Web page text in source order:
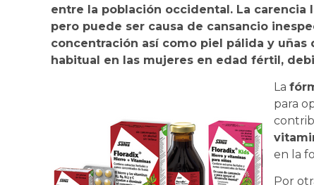
entre la población occidental. La
pero puede ser causa de cansancio
concentración así como piel pálida y uñas
habitual en las mujeres en edad fértil,
La
para
en la
Por